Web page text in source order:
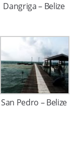
Dangriga – Belize
San Pedro – Belize